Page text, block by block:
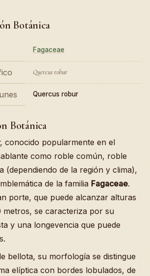
Botánica
Fagaceae
Quercus robur
Quercus robur
Botánica
, conocido popularmente en el
como roble común, roble
(dependiendo de la región y clima),
de la familia Fagaceae.
porte, que puede alcanzar alturas
metros, se caracteriza por su
y una longevencia que puede
bellota, su morfología se distingue
elíptica con bordes lobulados, de